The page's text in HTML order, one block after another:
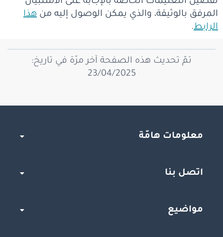
المرفق بالوثيقة، والذي يمكن الوصول إليه من هذا
الرابط.
تمّ تحديث هذه الصفحة آخر مرّة في تاريخ:
23/04/2025
معلومات هامّة
اتصل بنا
مواضيع